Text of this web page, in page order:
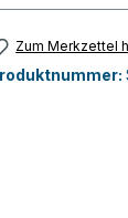
Zum Merkzettel